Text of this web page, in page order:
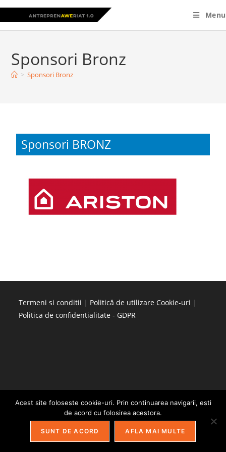
Menu
Sponsori Bronz
> Sponsori Bronz
Sponsori BRONZ
Termeni si conditii | Politică de utilizare Cookie-uri |
Politica de confidentialitate - GDPR
Copyright 2026 - Antreprenaweriat 1.0 - Gaseste-ti drumul!
Acest site foloseste cookie-uri. Prin continuarea navigarii, esti
de acord cu folosirea acestora.
SUNT DE ACORD AFLA MAI MULTE